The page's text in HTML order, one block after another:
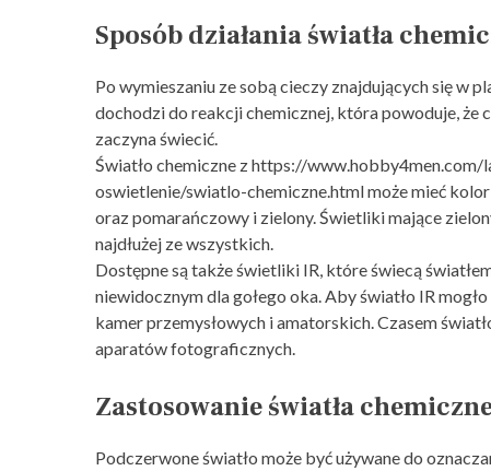
Sposób działania światła
Po wymieszaniu ze sobą cieczy znajdujących się w
dochodzi do reakcji chemicznej, która powoduje, że
zaczyna świecić.
Światło chemiczne zhttps://www.hobby4men.com/
oswietlenie/swiatlo-chemiczne.htmlmoże mieć
oraz pomarańczowy i zielony. Świetliki mające
najdłużej ze wszystkich.
Dostępne są także świetliki IR, które świecą
niewidocznym dla gołego oka. Aby światło IR
kamer przemysłowych i amatorskich. Czasem
aparatów fotograficznych.
Zastosowanie światła
Podczerwone światło może być używane do